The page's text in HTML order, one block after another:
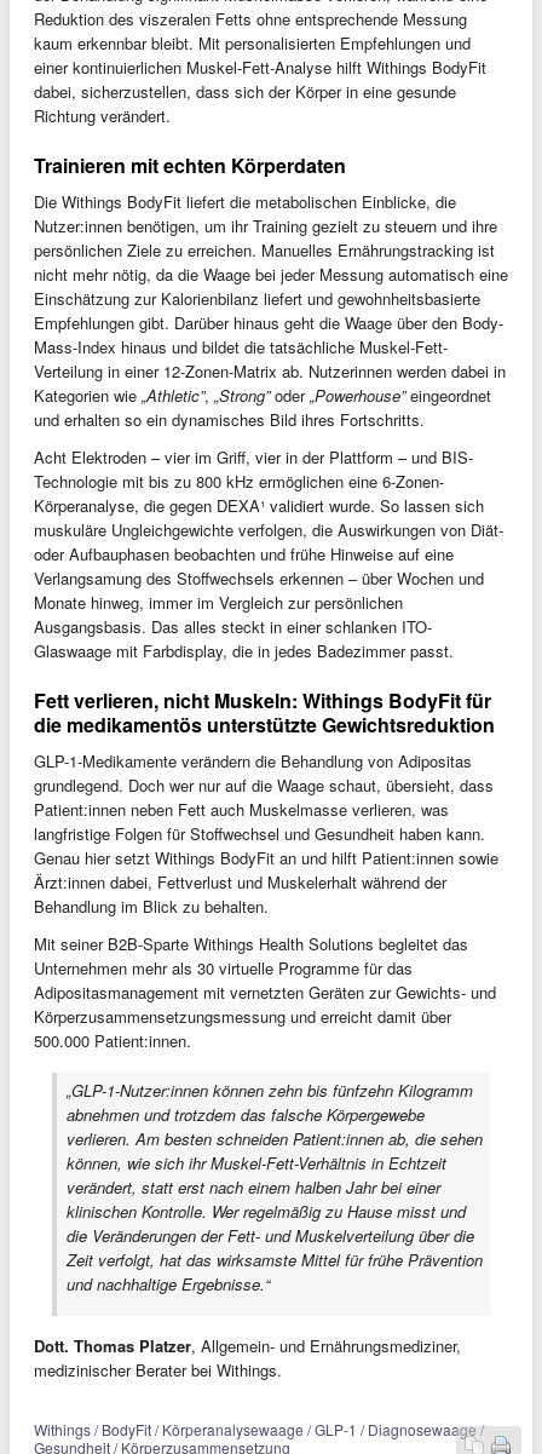
Reduktion des viszeralen Fetts ohne entsprechende Messung
kaum erkennbar bleibt. Mit personalisierten Empfehlungen und
einer kontinuierlichen Muskel-Fett-Analyse hilft Withings BodyFit
dabei, sicherzustellen, dass sich der Körper in eine gesunde
Richtung verändert.
Trainieren mit echten Körperdaten
Die Withings BodyFit liefert die metabolischen Einblicke, die
Nutzer:innen benötigen, um ihr Training gezielt zu steuern und ihre
persönlichen Ziele zu erreichen. Manuelles Ernährungstracking ist
nicht mehr nötig, da die Waage bei jeder Messung automatisch eine
Einschätzung zur Kalorienbilanz liefert und gewohnheitsbasierte
Empfehlungen gibt. Darüber hinaus geht die Waage über den Body-
Mass-Index hinaus und bildet die tatsächliche Muskel-Fett-
Verteilung in einer 12-Zonen-Matrix ab. Nutzerinnen werden dabei in
Kategorien wie „Athletic”, „Strong”oder„Powerhouse”eingeordnet
und erhalten so ein dynamisches Bild ihres Fortschritts.
Acht Elektroden – vier im Griff, vier in der Plattform – und BIS-
Technologie mit bis zu 800 kHz ermöglichen eine 6-Zonen-
Körperanalyse, die gegen DEXA¹ validiert wurde. So lassen sich
muskuläre Ungleichgewichte verfolgen, die Auswirkungen von Diät-
oder Aufbauphasen beobachten und frühe Hinweise auf eine
Verlangsamung des Stoffwechsels erkennen – über Wochen und
Monate hinweg, immer im Vergleich zur persönlichen
Ausgangsbasis. Das alles steckt in einer schlanken ITO-
Glaswaage mit Farbdisplay, die in jedes Badezimmer passt.
Fett verlieren, nicht Muskeln: Withings BodyFit für
die medikamentös unterstützte Gewichtsreduktion
GLP-1-Medikamente verändern die Behandlung von Adipositas
grundlegend. Doch wer nur auf die Waage schaut, übersieht, dass
Patient:innen neben Fett auch Muskelmasse verlieren, was
langfristige Folgen für Stoffwechsel und Gesundheit haben kann.
Genau hier setzt Withings BodyFit an und hilft Patient:innen sowie
Ärzt:innen dabei, Fettverlust und Muskelerhalt während der
Behandlung im Blick zu behalten.
Mit seiner B2B-Sparte Withings Health Solutions begleitet das
Unternehmen mehr als 30 virtuelle Programme für das
Adipositasmanagement mit vernetzten Geräten zur Gewichts- und
Körperzusammensetzungsmessung und erreicht damit über
500.000 Patient:innen.
„GLP-1-Nutzer:innen können zehn bis fünfzehn Kilogramm
abnehmen und trotzdem das falsche Körpergewebe
verlieren. Am besten schneiden Patient:innen ab, die sehen
können, wie sich ihr Muskel-Fett-Verhältnis in Echtzeit
verändert, statt erst nach einem halben Jahr bei einer
klinischen Kontrolle. Wer regelmäßig zu Hause misst und
die Veränderungen der Fett- und Muskelverteilung über die
Zeit verfolgt, hat das wirksamste Mittel für frühe Prävention
und nachhaltige Ergebnisse.“
Dott. Thomas Platzer, Allgemein- und Ernährungsmediziner,
medizinischer Berater bei Withings.
Withings / BodyFit / Körperanalysewaage / GLP-1 / Diagnosewaage /
Gesundheit / Körperzusammensetzung